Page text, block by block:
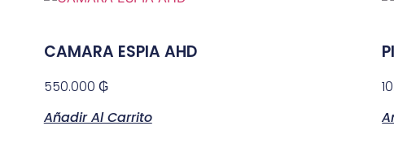
CAMARA ESPIA AHD
550.000 ₲
Añadir Al Carrito